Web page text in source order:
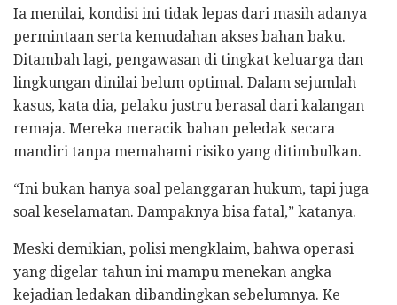
Ia menilai, kondisi ini tidak lepas dari masih adanya
permintaan serta kemudahan akses bahan baku.
Ditambah lagi, pengawasan di tingkat keluarga dan
lingkungan dinilai belum optimal. Dalam sejumlah
kasus, kata dia, pelaku justru berasal dari kalangan
remaja. Mereka meracik bahan peledak secara
mandiri tanpa memahami risiko yang ditimbulkan.
“Ini bukan hanya soal pelanggaran hukum, tapi juga
soal keselamatan. Dampaknya bisa fatal,” katanya.
Meski demikian, polisi mengklaim, bahwa operasi
yang digelar tahun ini mampu menekan angka
kejadian ledakan dibandingkan sebelumnya. Ke